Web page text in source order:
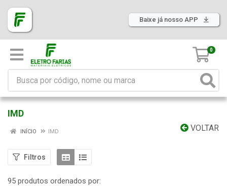
Baixe já nosso APP
0
IMD
VOLTAR
INÍCIO IMD
Filtros
95 produtos ordenados por: